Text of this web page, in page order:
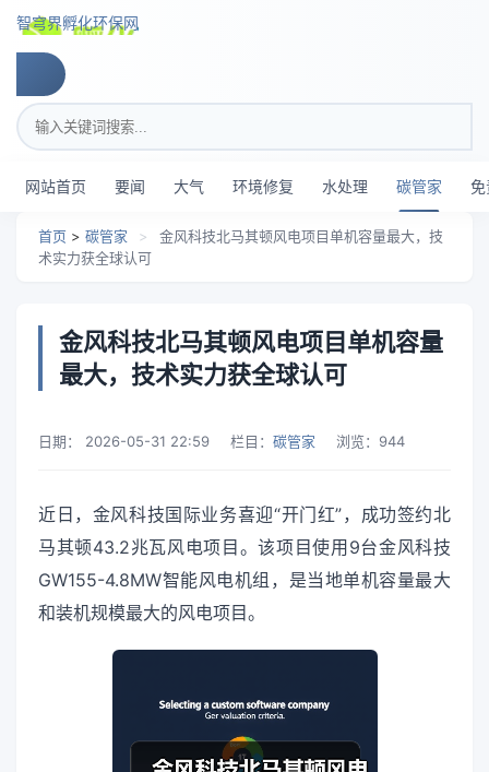
智穹界孵化环保网
搜索关键词
网站首页 要闻 大气 环境修复 水处理 碳管家 免
首页 > 碳管家 >
金风科技北马其顿风电项目单机容量最大，技
术实力获全球认可
金风科技北马其顿风电项目单机容量
最大，技术实力获全球认可
日期： 2026-05-31 22:59 栏目： 碳管家 浏览： 944
近日，金风科技国际业务喜迎“开门红”，成功签约北
马其顿43.2兆瓦风电项目。该项目使用9台金风科技
GW155-4.8MW智能风电机组，是当地单机容量最大
和装机规模最大的风电项目。